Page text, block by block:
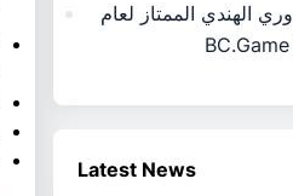
الهندي الممتاز لعام
Latest News